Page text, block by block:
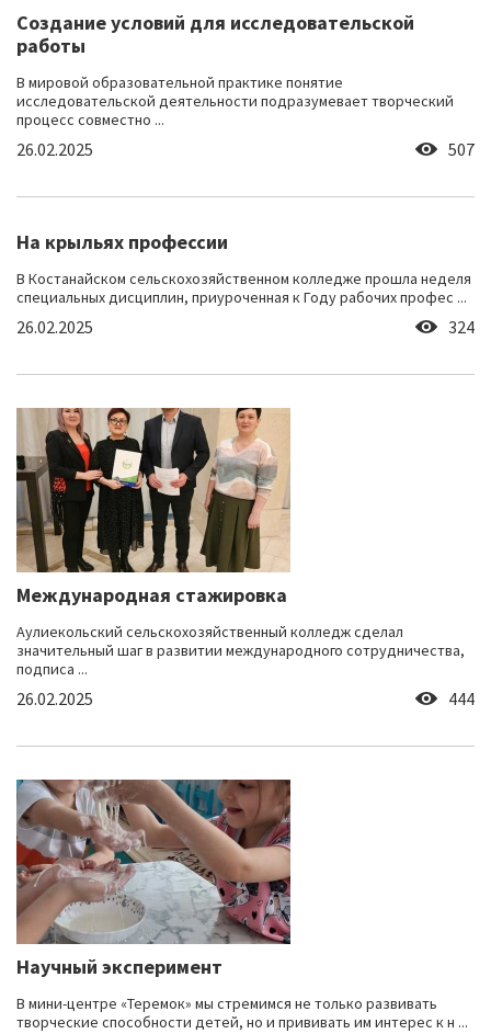
Создание условий для исследовательской
работы
В мировой образовательной практике понятие
исследовательской деятельности подразумевает творческий
процесс совместно ...
26.02.2025 507
На крыльях профессии
В Костанайском сельскохозяйственном колледже прошла неделя
специальных дисциплин, приуроченная к Году рабочих профес ...
26.02.2025 324
Международная стажировка
Аулиекольский сельскохозяйственный колледж сделал
значительный шаг в развитии международного сотрудничества,
подписа ...
26.02.2025 444
Научный эксперимент
В мини-центре «Теремок» мы стремимся не только развивать
творческие способности детей, но и прививать им интерес к н ...